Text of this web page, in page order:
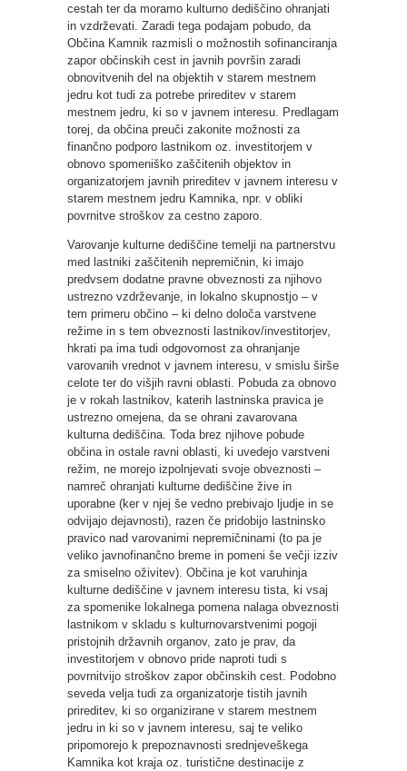
cestah ter da moramo kulturno dediščino ohranjati
in vzdrževati. Zaradi tega podajam pobudo, da
Občina Kamnik razmisli o možnostih sofinanciranja
zapor občinskih cest in javnih površin zaradi
obnovitvenih del na objektih v starem mestnem
jedru kot tudi za potrebe prireditev v starem
mestnem jedru, ki so v javnem interesu. Predlagam
torej, da občina preuči zakonite možnosti za
finančno podporo lastnikom oz. investitorjem v
obnovo spomeniško zaščitenih objektov in
organizatorjem javnih prireditev v javnem interesu v
starem mestnem jedru Kamnika, npr. v obliki
povrnitve stroškov za cestno zaporo.
Varovanje kulturne dediščine temelji na partnerstvu
med lastniki zaščitenih nepremičnin, ki imajo
predvsem dodatne pravne obveznosti za njihovo
ustrezno vzdrževanje, in lokalno skupnostjo – v
tem primeru občino – ki delno določa varstvene
režime in s tem obveznosti lastnikov/investitorjev,
hkrati pa ima tudi odgovornost za ohranjanje
varovanih vrednot v javnem interesu, v smislu širše
celote ter do višjih ravni oblasti. Pobuda za obnovo
je v rokah lastnikov, katerih lastninska pravica je
ustrezno omejena, da se ohrani zavarovana
kulturna dediščina. Toda brez njihove pobude
občina in ostale ravni oblasti, ki uvedejo varstveni
režim, ne morejo izpolnjevati svoje obveznosti –
namreč ohranjati kulturne dediščine žive in
uporabne (ker v njej še vedno prebivajo ljudje in se
odvijajo dejavnosti), razen če pridobijo lastninsko
pravico nad varovanimi nepremičninami (to pa je
veliko javnofinančno breme in pomeni še večji izziv
za smiselno oživitev). Občina je kot varuhinja
kulturne dediščine v javnem interesu tista, ki vsaj
za spomenike lokalnega pomena nalaga obveznosti
lastnikom v skladu s kulturnovarstvenimi pogoji
pristojnih državnih organov, zato je prav, da
investitorjem v obnovo pride naproti tudi s
povrnitvijo stroškov zapor občinskih cest. Podobno
seveda velja tudi za organizatorje tistih javnih
prireditev, ki so organizirane v starem mestnem
jedru in ki so v javnem interesu, saj te veliko
pripomorejo k prepoznavnosti srednjeveškega
Kamnika kot kraja oz. turistične destinacije z